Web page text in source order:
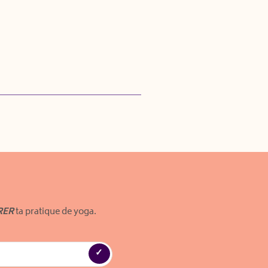
ta pratique de yoga.